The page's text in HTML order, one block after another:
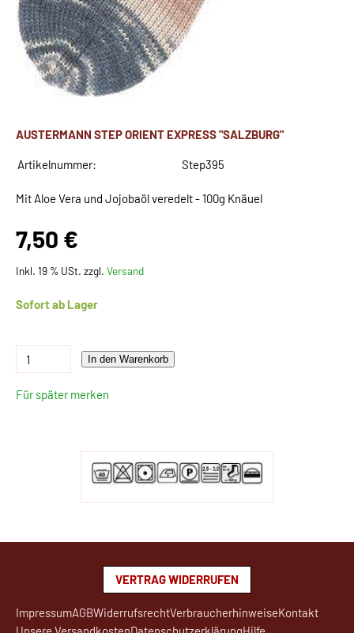
AUSTERMANN STEP ORIENT EXPRESS "SALZBURG"
Artikelnummer: Step395
Mit Aloe Vera und Jojobaöl veredelt - 100g Knäuel
7,50 €
Inkl. 19 % USt. zzgl. Versand
Sofort ab Lager
In den Warenkorb
Für später merken
VERTRAG WIDERRUFEN
ImpressumAGBWiderrufsrechtVerbraucherhinweiseKontakt